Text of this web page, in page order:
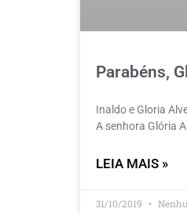
Parabéns,
Inaldo e Gloria
A senhora Glória
LEIA MAIS »
31/10/2019